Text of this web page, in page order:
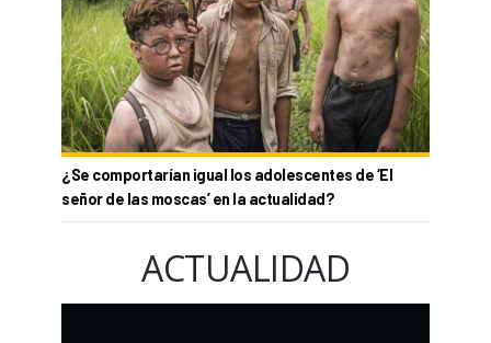
¿Se comportarían igual los adolescentes de ‘El
señor de las moscas’ en la actualidad?
ACTUALIDAD